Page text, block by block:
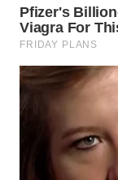
WN
PAKPAK
WN
BEKASI